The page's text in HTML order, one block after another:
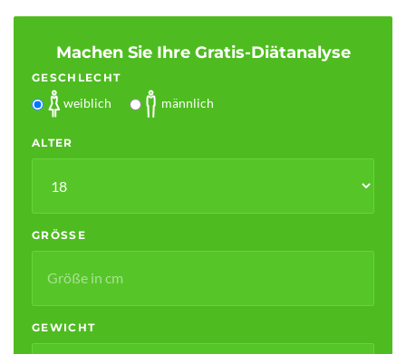
Machen Sie Ihre Gratis-Diätanalyse
GESCHLECHT
weiblich männlich
ALTER
GRÖSSE
GEWICHT